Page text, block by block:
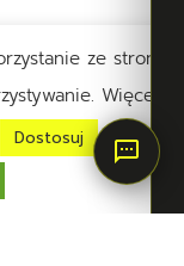
ze strony,
Więcej
Dostosuj
swoje